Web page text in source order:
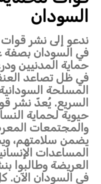
السودان
ندعو إلى نشر قوات
في السودان بصفة
حماية المدنيين
في ظل تصاعد
المسلحة
السريع. يُعدّ نشر
حيوية لحماية
والمجتمعات
يضمن سلامتهم،
المساعدات
العريضة وطالبوا
في السودان الآن.